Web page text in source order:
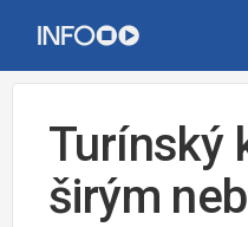
Turínský
širým